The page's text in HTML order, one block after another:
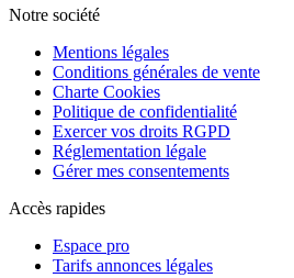
Notre société
Mentions légales
Conditions générales de vente
Charte Cookies
Politique de confidentialité
Exercer vos droits RGPD
Réglementation légale
Gérer mes consentements
Accès rapides
Espace pro
Tarifs annonces légales